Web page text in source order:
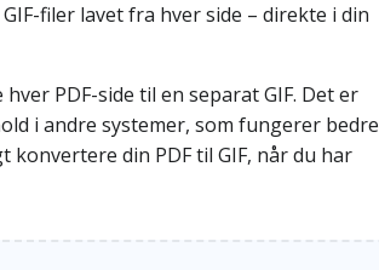
filer lavet fra hver side – direkte i din
PDF-side til en separat GIF. Det er
i andre systemer, som fungerer bedre
din PDF til GIF, når du har